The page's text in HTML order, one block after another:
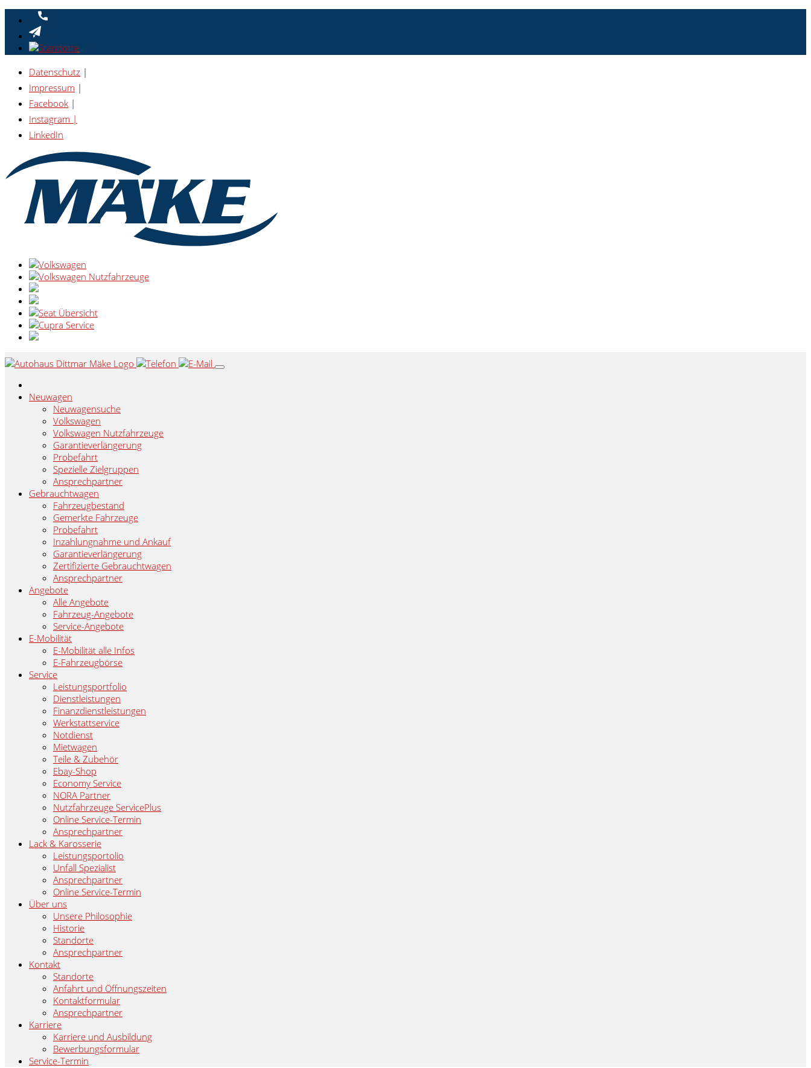
Datenschutz |
Impressum |
Facebook |
Instagram |
LinkedIn
Neuwagen
Neuwagensuche
Volkswagen
Volkswagen Nutzfahrzeuge
Garantieverlängerung
Probefahrt
Spezielle Zielgruppen
Ansprechpartner
Gebrauchtwagen
Fahrzeugbestand
Gemerkte Fahrzeuge
Probefahrt
Inzahlungnahme und Ankauf
Garantieverlängerung
Zertifizierte Gebrauchtwagen
Ansprechpartner
Angebote
Alle Angebote
Fahrzeug-Angebote
Service-Angebote
E-Mobilität
E-Mobilität alle Infos
E-Fahrzeugbörse
Service
Leistungsportfolio
Dienstleistungen
Finanzdienstleistungen
Werkstattservice
Notdienst
Mietwagen
Teile & Zubehör
Ebay-Shop
Economy Service
NORA Partner
Nutzfahrzeuge ServicePlus
Online Service-Termin
Ansprechpartner
Lack & Karosserie
Leistungsportolio
Unfall Spezialist
Ansprechpartner
Online Service-Termin
Über uns
Unsere Philosophie
Historie
Standorte
Ansprechpartner
Kontakt
Standorte
Anfahrt und Öffnungszeiten
Kontaktformular
Ansprechpartner
Karriere
Karriere und Ausbildung
Bewerbungsformular
Service-Termin